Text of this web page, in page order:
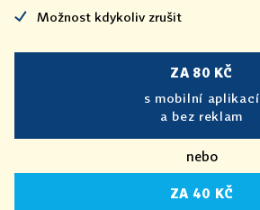
Možnost kdykoliv zrušit
ZA 80 KČ
s mobilní aplikací
a bez reklam
nebo
ZA 40 KČ